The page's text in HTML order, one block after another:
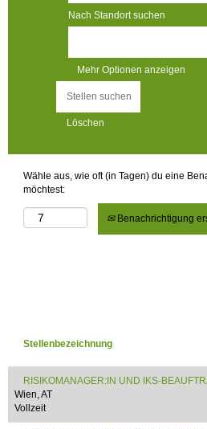
Nach Standort suchen
Mehr Optionen anzeigen
Löschen
Wähle aus, wie oft (in Tagen) du eine
möchtest:
Benachrichtigung
Stellenbezeichnung
RISIKOMANAGER:IN UND IKS-
Wien, AT
Vollzeit